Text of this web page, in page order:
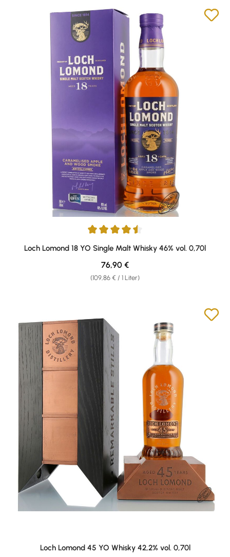
Durchschnittliche Bewertung von 4.4 von 5 Sternen
Loch Lomond 18 YO Single Malt Whisky 46% vol. 0,70l
(109,86 € / 1 Liter)
Regulärer Preis:
76,90 €
Loch Lomond 45 YO Whisky 42,2% vol. 0,70l